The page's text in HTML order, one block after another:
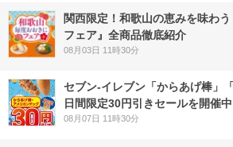
関西限定！和歌山の恵みを味わ
フェア』全商品徹底紹介
08月03日 11時30分
セブン‐イレブン「からあげ棒」
日間限定30円引きセールを開催中
08月07日 11時30分